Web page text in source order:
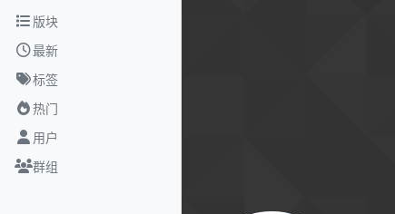
跳转至内容
版块
最新
标签
热门
用户
群组